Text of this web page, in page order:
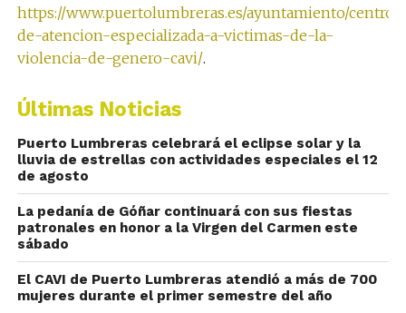
https://www.puertolumbreras.es/ayuntamiento/centro-
de-atencion-especializada-a-victimas-de-la-
violencia-de-genero-cavi/.
Últimas Noticias
Puerto Lumbreras celebrará el eclipse solar y la
lluvia de estrellas con actividades especiales el 12
de agosto
La pedanía de Góñar continuará con sus fiestas
patronales en honor a la Virgen del Carmen este
sábado
El CAVI de Puerto Lumbreras atendió a más de 700
mujeres durante el primer semestre del año